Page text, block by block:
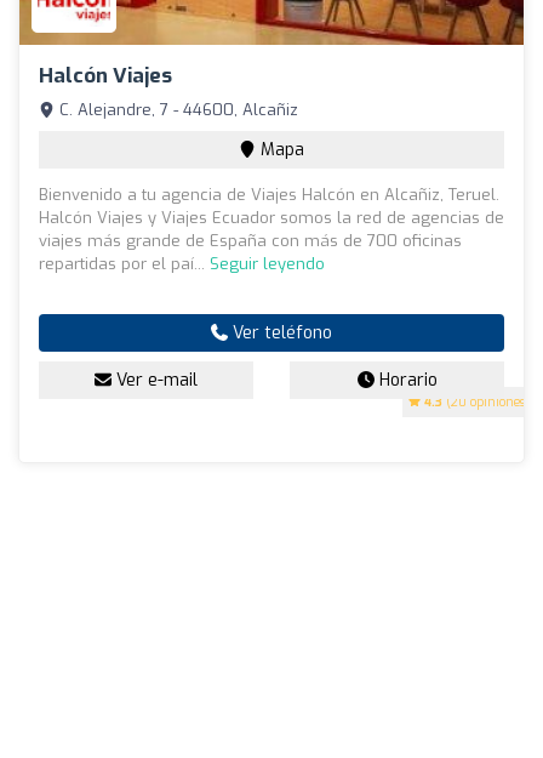
Halcón Viajes
4.3 (20 opiniones)
C. Alejandre, 7 - 44600, Alcañiz
Mapa
Bienvenido a tu agencia de Viajes Halcón en Alcañiz, Teruel.
Halcón Viajes y Viajes Ecuador somos la red de agencias de
viajes más grande de España con más de 700 oficinas
repartidas por el paí... Seguir leyendo
Ver teléfono
Ver e-mail Horario